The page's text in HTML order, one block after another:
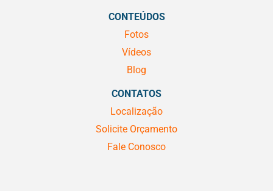
CONTEÚDOS
Fotos
Vídeos
Blog
CONTATOS
Localização
Solicite Orçamento
Fale Conosco